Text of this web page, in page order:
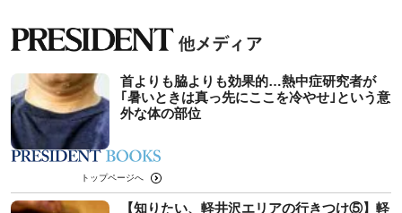
首よりも脇よりも効果的…熱中症研究者が
｢暑いときは真っ先にここを冷やせ｣という意
外な体の部位
トップページへ
【知りたい、軽井沢エリアの行きつけ⑤】軽